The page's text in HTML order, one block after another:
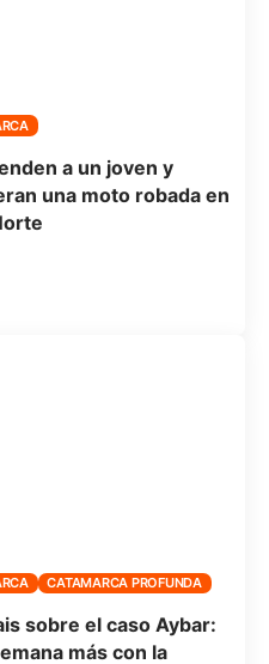
a un joven y
una moto robada en
CATAMARCA PROFUNDA
sobre el caso Aybar:
más con la